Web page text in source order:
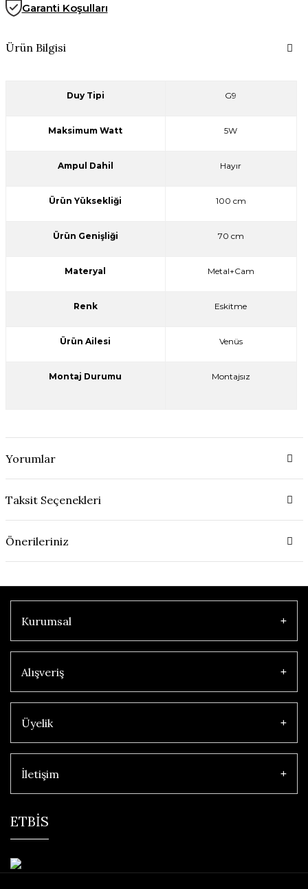
Garanti Koşulları
Ürün Bilgisi
Duy Tipi G9
Maksimum Watt 5W
Ampul Dahil Hayır
Ürün Yüksekliği 100 cm
Ürün Genişliği 70 cm
Materyal Metal+Cam
Renk Eskitme
Ürün Ailesi Venüs
Montaj Durumu Montajsız
Yorumlar
Taksit Seçenekleri
Önerileriniz
Kurumsal
Alışveriş
Üyelik
İletişim
ETBİS